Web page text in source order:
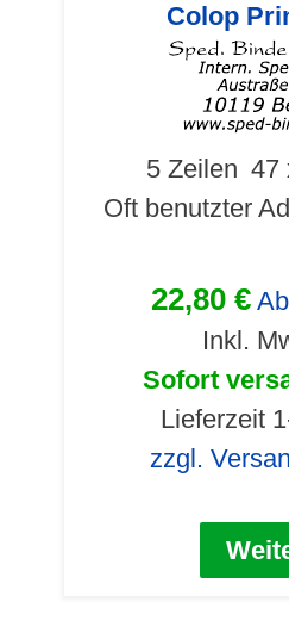
Colop
5 Zeilen 47
Oft benutzter
22,80 € Ab
Inkl.
Sofort
Lieferzeit
zzgl.